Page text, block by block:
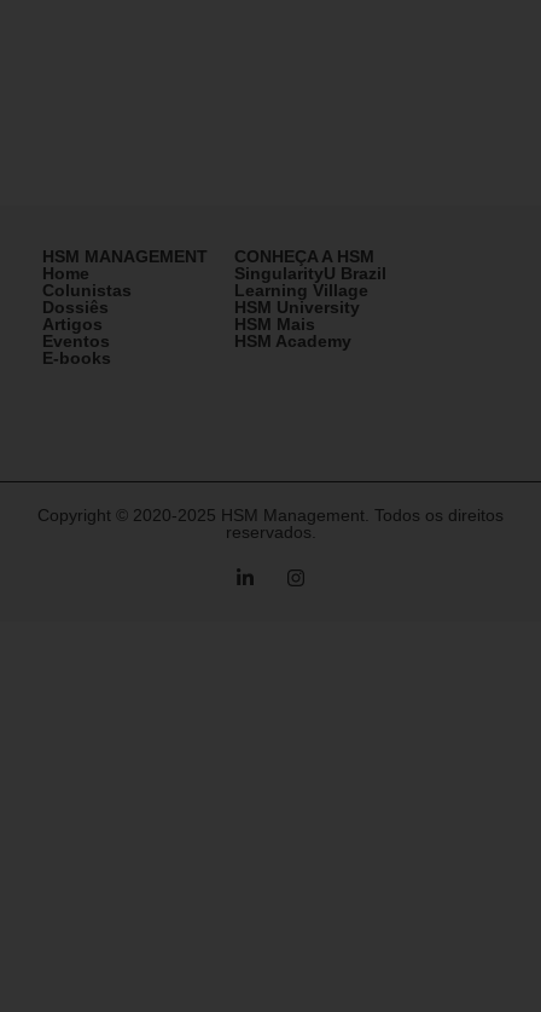
HSM MANAGEMENT
Home
Colunistas
Dossiês
Artigos
Eventos
E-books
CONHEÇA A HSM
SingularityU Brazil
Learning Village
HSM University
HSM Mais
HSM Academy
Copyright © 2020-2025 HSM Management. Todos os direitos
reservados.